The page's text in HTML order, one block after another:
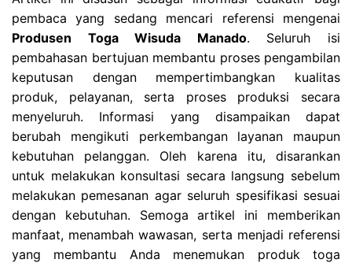
pembaca yang sedang mencari referensi mengenai
Produsen Toga Wisuda Manado. Seluruh isi
pembahasan bertujuan membantu proses pengambilan
keputusan dengan mempertimbangkan kualitas
produk, pelayanan, serta proses produksi secara
menyeluruh. Informasi yang disampaikan dapat
berubah mengikuti perkembangan layanan maupun
kebutuhan pelanggan. Oleh karena itu, disarankan
untuk melakukan konsultasi secara langsung sebelum
melakukan pemesanan agar seluruh spesifikasi sesuai
dengan kebutuhan. Semoga artikel ini memberikan
manfaat, menambah wawasan, serta menjadi referensi
yang membantu Anda menemukan produk toga